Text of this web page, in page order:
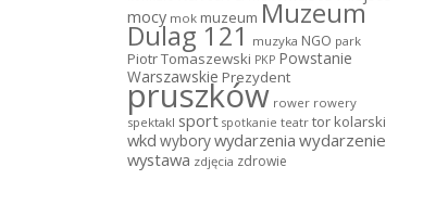
mocy mok muzeum Muzeum
Dulag 121 muzyka NGO park
Piotr Tomaszewski PKP Powstanie
Warszawskie Prezydent
pruszków rower rowery
spektakl sport spotkanie teatr tor kolarski
wkd wyborywydarzenia wydarzenie
wystawa zdjęcia zdrowie